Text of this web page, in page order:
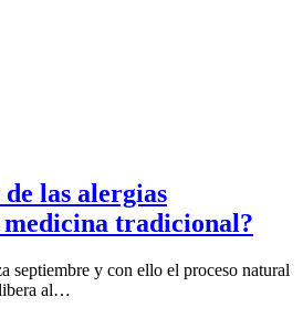
las alergias
medicina tradicional?
septiembre y con ello el proceso natural
al…